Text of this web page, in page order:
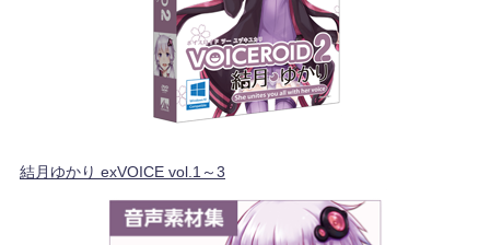
結月ゆかり exVOICE vol.1～3